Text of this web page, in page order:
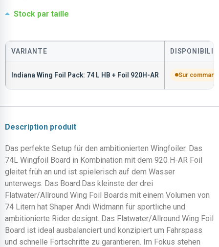
Stock par taille
VARIANTE
Indiana Wing Foil Pack: 74 L HB + Foil 920H-AR Sur
Description produit
Das perfekte Setup für den ambitionierten Wingfoiler. Das
74L Wingfoil Board in Kombination mit dem 920 H-AR Foil
gleitet früh an und ist spielerisch auf dem Wasser
unterwegs. Das Board:Das kleinste der drei
Flatwater/Allround Wing Foil Boards mit einem Volumen von
74 Litern hat Shaper Andi Widmann für sportliche und
ambitionierte Rider designt. Das Flatwater/Allround Wing Foil
Board ist ideal ausbalanciert und konzipiert um Fahrspass
und schnelle Fortschritte zu garantieren. Im Fokus stehen